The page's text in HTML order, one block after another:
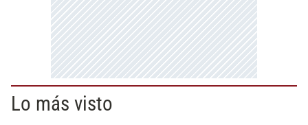
Lo más visto